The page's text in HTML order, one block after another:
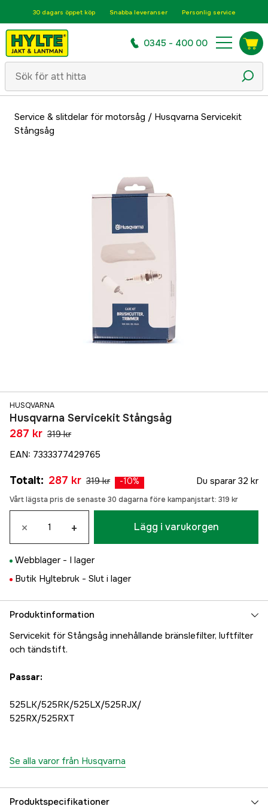
30 dagars öppet köp Snabba leveranser Personlig service
0345 - 400 00
Service & slitdelar för motorsåg / Husqvarna Servicekit
Stångsåg
HUSQVARNA
Husqvarna Servicekit Stångsåg
287 kr 319 kr
EAN: 7333377429765
Totalt: 287 kr 319 kr -10% Du sparar 32 kr
Vårt lägsta pris de senaste 30 dagarna före kampanjstart: 319 kr
× + Lägg i varukorgen
Webblager - I lager
Butik Hyltebruk - Slut i lager
Produktinformation
Servicekit för Stångsåg innehållande bränslefilter, luftfilter
och tändstift.
Passar:
525LK/525RK/525LX/525RJX/
525RX/525RXT
Se alla varor från Husqvarna
Produktspecifikationer